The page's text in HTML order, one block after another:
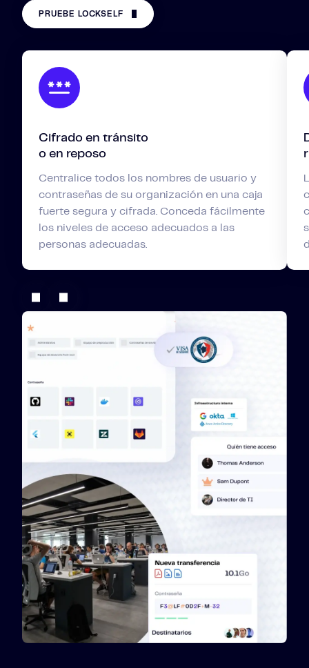
PRUEBE LOCKSELF
Cifrado en tránsito
o en reposo
Centralice todos los nombres de usuario y
contraseñas de su organización en una caja
fuerte segura y cifrada. Conceda fácilmente
los niveles de acceso adecuados a las
personas adecuadas.